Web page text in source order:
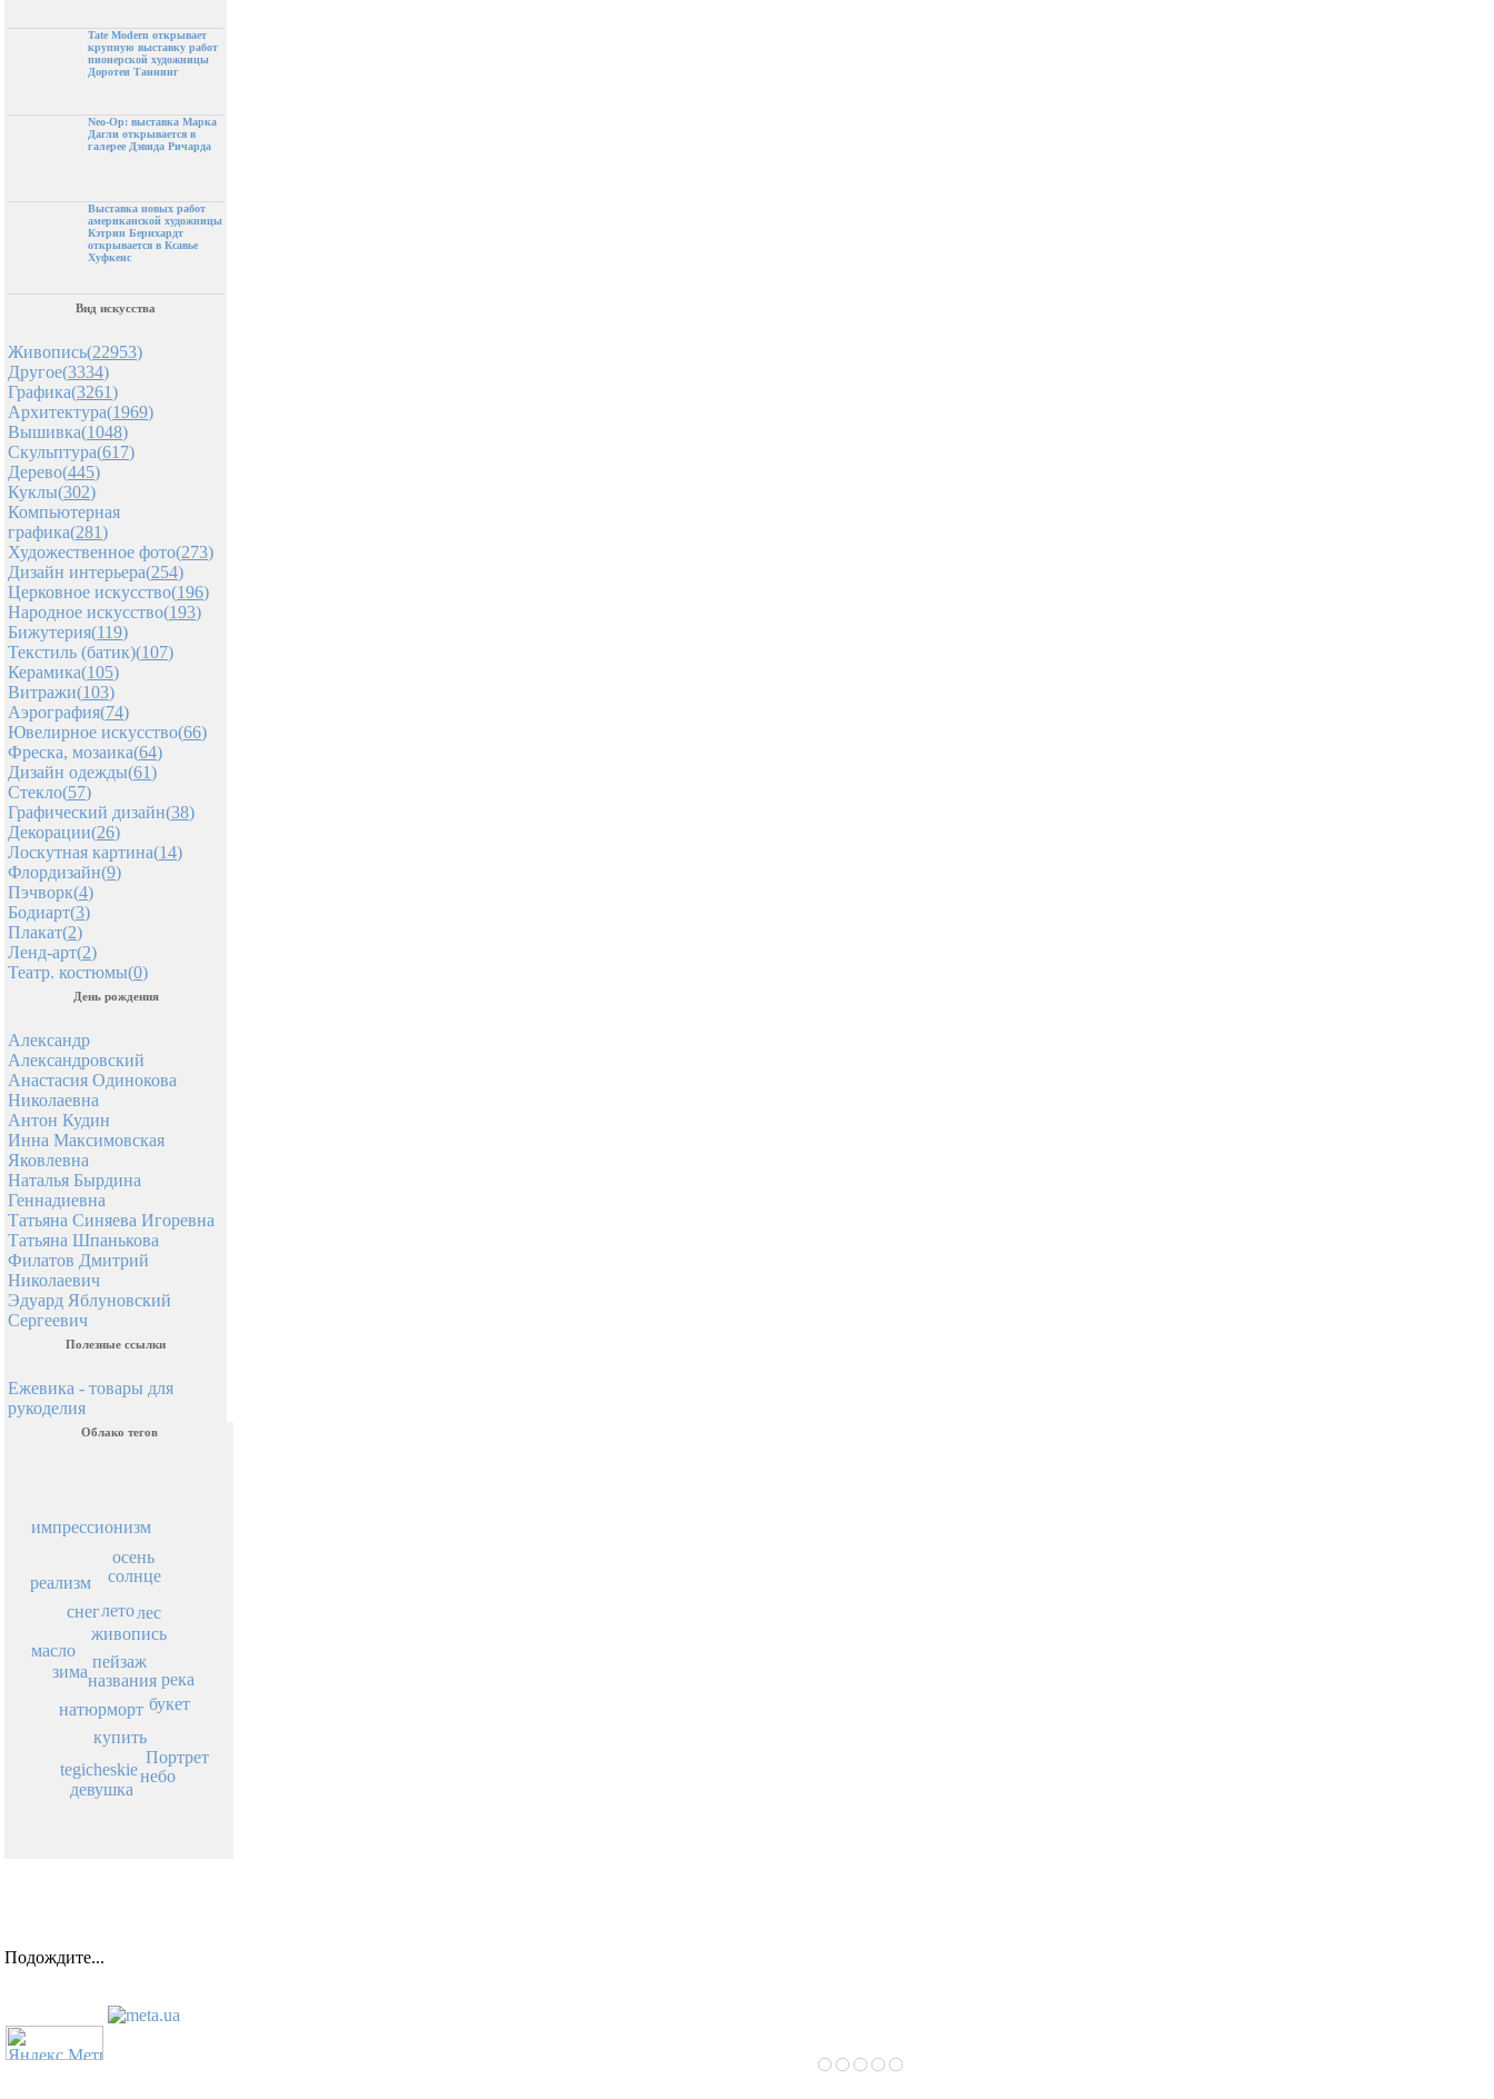
Tate Modern открывает
крупную выставку работ
пионерской художницы
Доротеи Таннинг
Neo-Op: выставка Марка
Дагли открывается в
галерее Дэвида Ричарда
Выставка новых работ
американской художницы
Кэтрин Бернхардт
открывается в Ксавье
Хуфкенс
Вид искусства
Живопись(22953)
Другое(3334)
Графика(3261)
Архитектура(1969)
Вышивка(1048)
Скульптура(617)
Дерево(445)
Куклы(302)
Компьютерная
графика(281)
Художественное фото(273)
Дизайн интерьера(254)
Церковное искусство(196)
Народное искусство(193)
Бижутерия(119)
Текстиль (батик)(107)
Керамика(105)
Витражи(103)
Аэрография(74)
Ювелирное искусство(66)
Фреска, мозаика(64)
Дизайн одежды(61)
Стекло(57)
Графический дизайн(38)
Декорации(26)
Лоскутная картина(14)
Флордизайн(9)
Пэчворк(4)
Бодиарт(3)
Плакат(2)
Ленд-арт(2)
Театр. костюмы(0)
День рождения
Александр
Александровский
Анастасия Одинокова
Николаевна
Антон Кудин
Инна Максимовская
Яковлевна
Наталья Бырдина
Геннадиевна
Татьяна Синяева Игоревна
Татьяна Шпанькова
Филатов Дмитрий
Николаевич
Эдуард Яблуновский
Сергеевич
Полезные ссылки
Ежевика - товары для
рукоделия
Облако тегов
пейзаж
названия
живопись
лето
натюрморт
купить
солнце
лес
зима
осень
букет
масло
река
снег
tegicheskie
реализм
небо
импрессионизм
Портрет
девушка
Подождите...